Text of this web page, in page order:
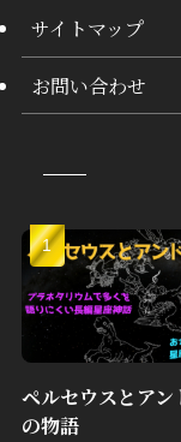
サイトマップ
お問い合わせ
ペルセウスとアン
の物語